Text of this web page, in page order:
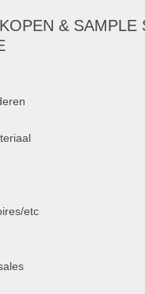
& SAMPLE
etc